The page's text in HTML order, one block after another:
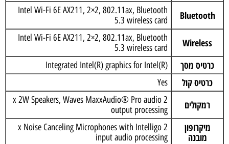
Bluetooth
Intel Wi-Fi 6E AX211, 2×2, 802.11ax, Bluetooth
5.3 wireless card
Wireless
Intel Wi-Fi 6E AX211, 2×2, 802.11ax, Bluetooth
5.3 wireless card
כרטיס מסך Integrated Intel(R) graphics for Intel(R)
כרטיס קול Yes
רמקולים
2 x 2W Speakers, Waves MaxxAudio® Pro audio
output processing
מיקרופון
מובנה
2 x Noise Canceling Microphones with Intelligo
input audio processing